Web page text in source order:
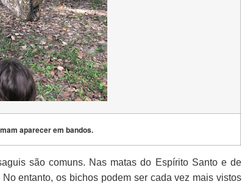
aparecer em bandos.
são comuns. Nas matas do Espírito Santo e de
entanto, os bichos podem ser cada vez mais vistos